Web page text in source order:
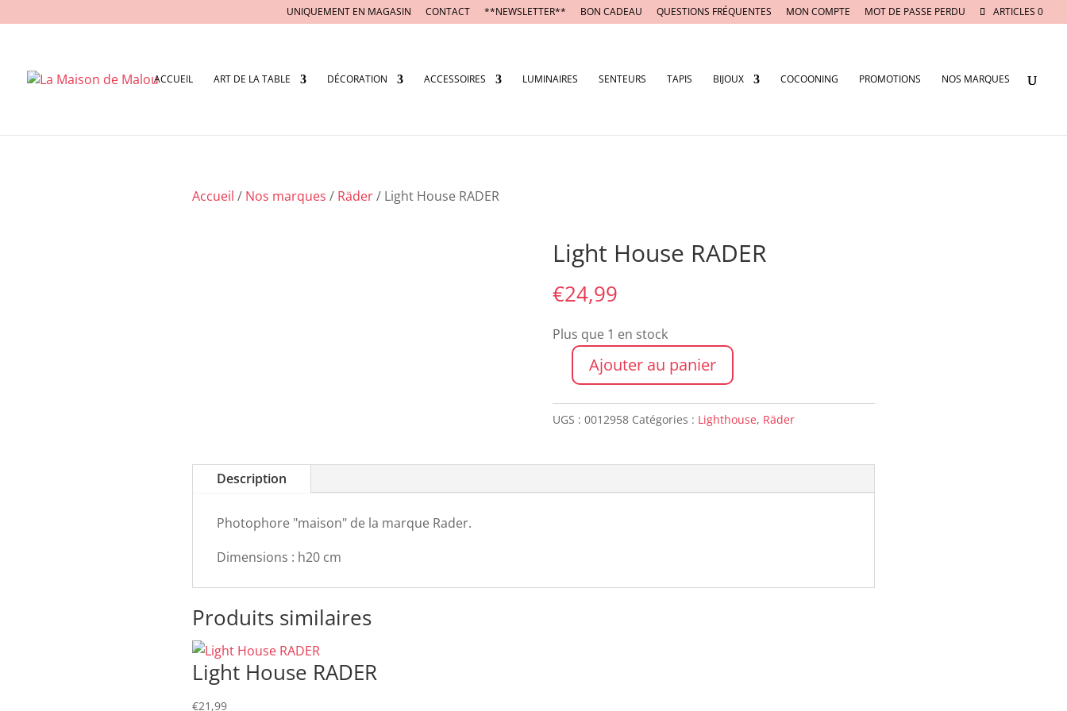
UNIQUEMENT EN MAGASIN CONTACT **NEWSLETTER** BON CADEAU QUESTIONS FRÉQUENTES MON COMPTE MOT DE PASSE PERDU ARTICLES 0
ACCUEIL ART DE LA TABLE DÉCORATION ACCESSOIRES LUMINAIRES SENTEURS TAPIS BIJOUX COCOONING PROMOTIONS NOS MARQUES
Accueil / Nos marques / Räder/ Light House RADER
Light House RADER
€24,99
Plus que 1 en stock
quantité
Light
RADER
Ajouter au panier
UGS : 0012958 Catégories : Lighthouse, Räder
Description
Photophore "maison" de la marque Rader.
Dimensions : h20 cm
Produits similaires
Light House RADER
€21,99